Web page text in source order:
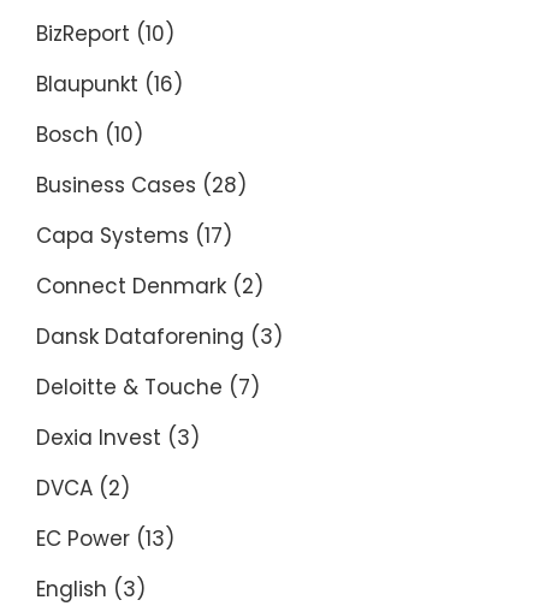
BizReport (10)
Blaupunkt (16)
Bosch (10)
Business Cases (28)
Capa Systems (17)
Connect Denmark (2)
Dansk Dataforening (3)
Deloitte & Touche (7)
Dexia Invest (3)
DVCA (2)
EC Power (13)
English (3)